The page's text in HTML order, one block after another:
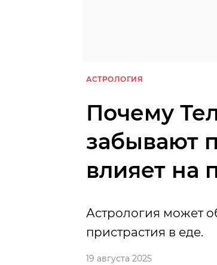
АСТРОЛОГИЯ
Почему
забывают
влияет на
Астрология может
пристрастия в еде.
19 августа 2025